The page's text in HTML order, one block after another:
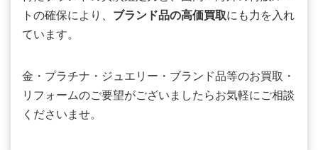
トの確保により、 ブランド品の高価買取にも力を入れ
ています。
金・プラチナ・ジュエリー・ブランド品等のお買取・
リフォームのご要望がございましたらお気軽にご相談
くださいませ。